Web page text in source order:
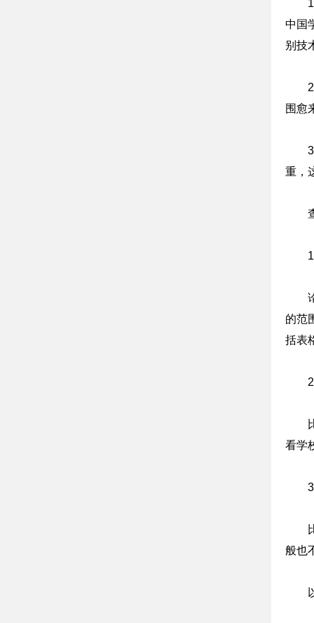
中国
别技
围愈
重，
的范
括表
看学
般也